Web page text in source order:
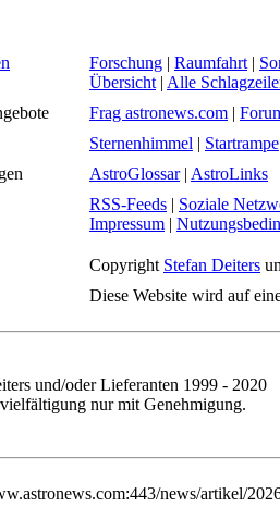
Forschung | Raumfahrt |
Übersicht | Alle
Frag astronews.com |
Sternenhimmel | Startrampe
AstroGlossar| AstroLinks
RSS-Feeds | Soziale
Impressum |
Copyright Stefan Deiters
Diese Website wird auf
und/oder Lieferanten 1999 - 2020
nur mit Genehmigung.
news/artikel/